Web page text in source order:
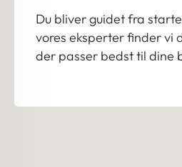
Du bliver guidet fra
vores eksperter finder vi
der passer bedst til dine